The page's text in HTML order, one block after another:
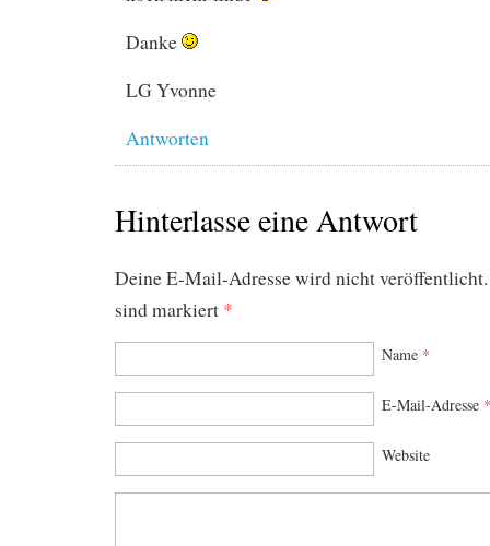
Danke
LG Yvonne
Antworten
Hinterlasse eine Antwort
Deine E-Mail-Adresse wird nicht
sind markiert *
Name *
E-Mail-Adresse *
Website